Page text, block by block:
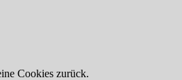
Cookies zurück.